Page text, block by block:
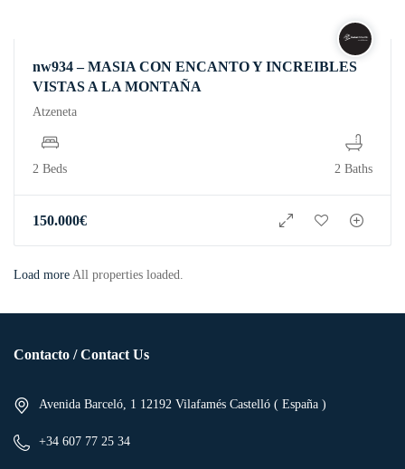
nw934 – MASIA CON ENCANTO Y INCREIBLES
VISTAS A LA MONTAÑA
Atzeneta
2 Beds 2 Baths
150.000€
Load more All properties loaded.
Contacto / Contact Us
Avenida Barceló, 1 12192 Vilafamés Castelló ( España )
+34 607 77 25 34